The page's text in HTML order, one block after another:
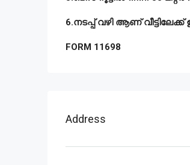
6.നടപ്പ് വഴി ആണ് വീട്ടിലേക്ക്
FORM 11698
Address